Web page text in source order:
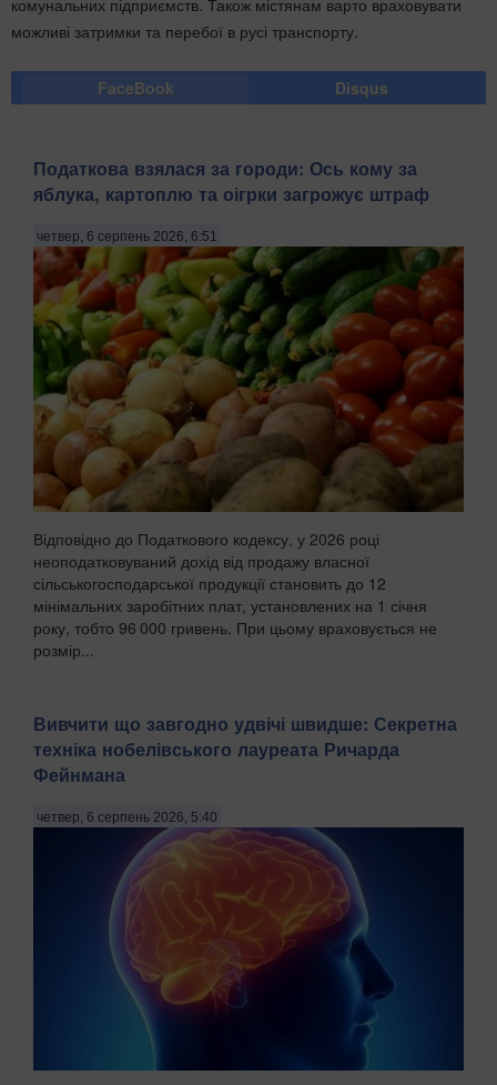
можливі затримки та перебої в русі транспорту.
FaceBook Disqus
Податкова взялася за городи: Ось кому за
яблука, картоплю та оігрки загрожує штраф
четвер, 6 серпень 2026, 6:51
Відповідно до Податкового кодексу, у 2026 році
неоподатковуваний дохід від продажу власної
сільськогосподарської продукції становить до 12
мінімальних заробітних плат, установлених на 1 січня
року, тобто 96 000 гривень. При цьому враховується не
розмір...
Вивчити що завгодно удвічі швидше: Секретна
техніка нобелівського лауреата Ричарда
Фейнмана
четвер, 6 серпень 2026, 5:40